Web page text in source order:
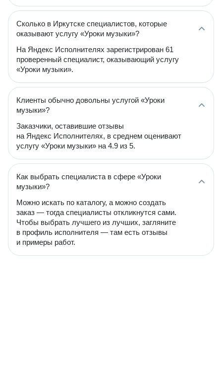
Сколько в Иркутске специалистов, которые
оказывают услугу «Уроки музыки»?
На Яндекс Исполнителях зарегистрирован 61
проверенный специалист, оказывающий услугу
«Уроки музыки».
Клиенты обычно довольны услугой «Уроки
музыки»?
Заказчики, оставившие отзывы
на Яндекс Исполнителях, в среднем оценивают
услугу «Уроки музыки» на 4.9 из 5.
Как выбрать специалиста в сфере «Уроки
музыки»?
Можно искать по каталогу, а можно создать
заказ — тогда специалисты откликнутся сами.
Чтобы выбрать лучшего из лучших, загляните
в профиль исполнителя — там есть отзывы
и примеры работ.